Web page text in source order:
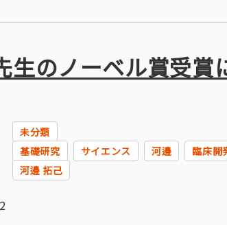
生のノーベル賞受賞
未分類
基礎研究 サイエンス 河邊
臨床開
河邊 拓己